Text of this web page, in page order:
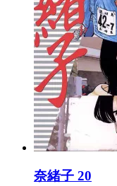
奈緒子 20